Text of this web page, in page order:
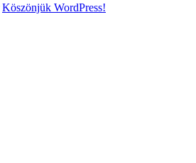
Köszönjük WordPress!